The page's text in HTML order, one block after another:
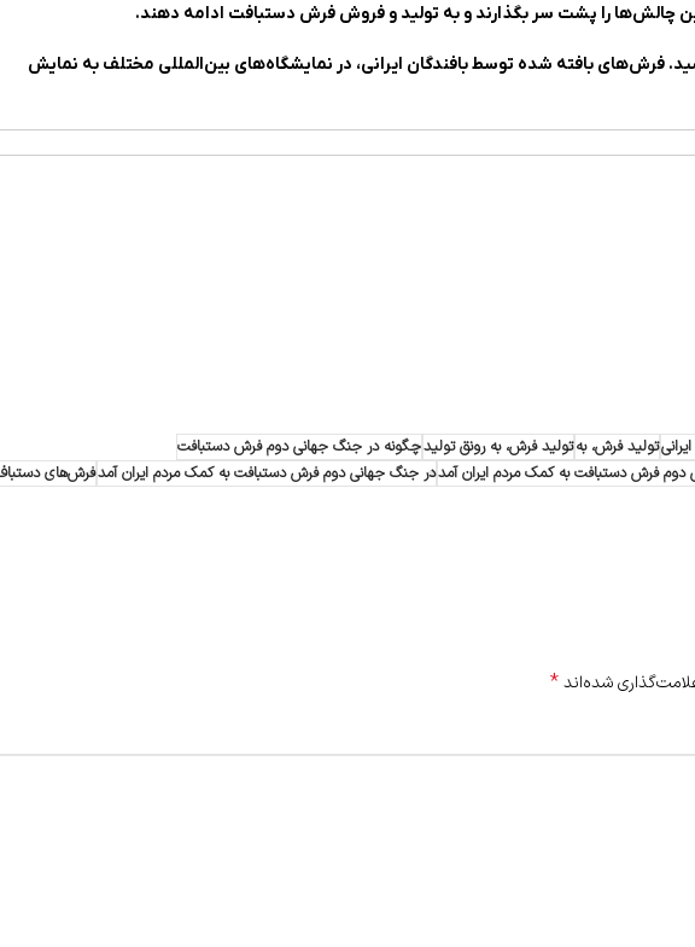
چالش‌ها را پشت سر بگذارند و به تولید و فروش فرش دستبافت ادامه دهند.
فرش‌های بافته شده توسط بافندگان ایرانی، در نمایشگاه‌های بین‌المللی مختلف به نمایش
تولید فرش، بهتولید فرش، به رونق تولیدچگونه در جنگ جهانی دوم فرش دستبافت
فرش دستبافت به کمک مردم ایران آمددر جنگ جهانی دوم فرش دستبافت به کمک مردم ایران آمدفرش‌های
شده‌اند*